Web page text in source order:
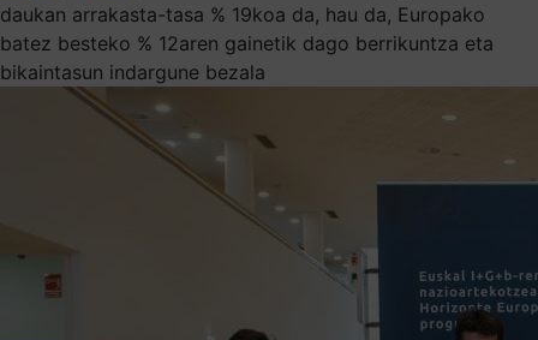
daukan arrakasta-tasa % 19koa da, hau da, Europako
batez besteko % 12aren gainetik dago berrikuntza eta
bikaintasun indargune bezala